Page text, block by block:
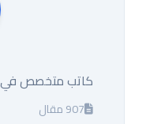
كاتب متخصص في
907 مقال